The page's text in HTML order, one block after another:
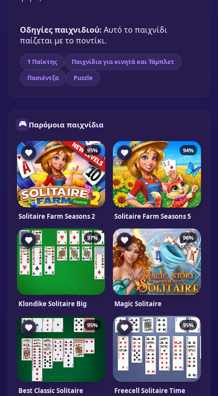
Οδηγίες παιχνιδιού: Αυτό το παιχνίδι
παίζεται με το ποντίκι.
1 Παίκτης
Παιχνίδια για κινητά και Τάμπλετ
Πασιέντζα
Puzzle
🎮 Παρόμοια παιχνίδια
95%
Solitaire Farm Seasons 2
94%
Solitaire Farm Seasons 5
97%
Klondike Solitaire Big
96%
Magic Solitaire
95%
Best Classic Solitaire
95%
Freecell Solitaire Time